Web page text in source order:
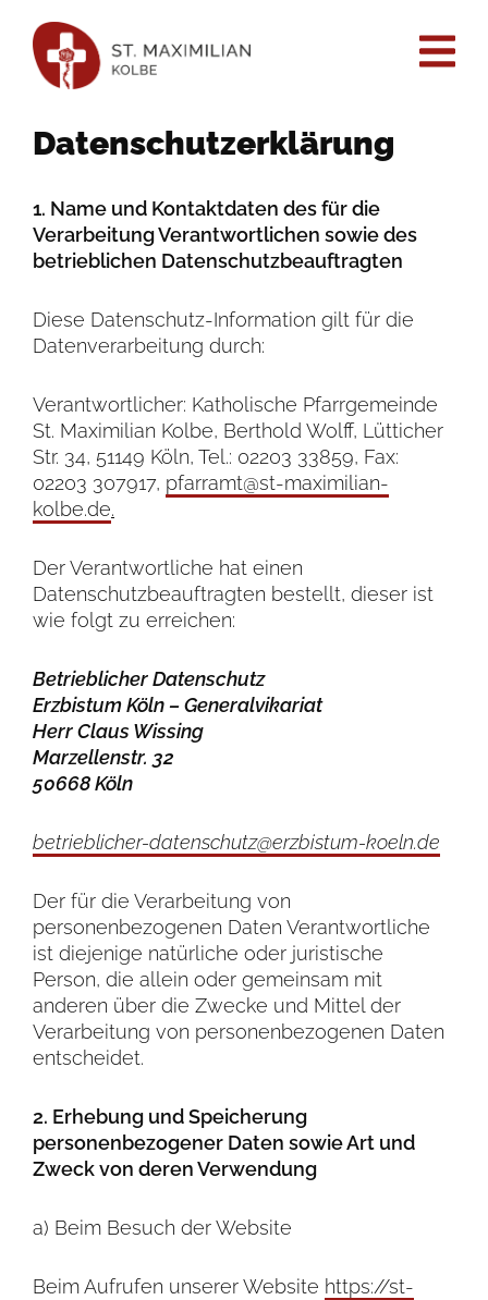
Datenschutzerklärung
1. Name und Kontaktdaten des für die
Verarbeitung Verantwortlichen sowie des
betrieblichen Datenschutzbeauftragten
Diese Datenschutz-Information gilt für die
Datenverarbeitung durch:
Verantwortlicher: Katholische Pfarrgemeinde
St. Maximilian Kolbe, Berthold Wolff, Lütticher
Str. 34, 51149 Köln, Tel.: 02203 33859, Fax:
02203 307917, pfarramt@st-maximilian-
kolbe.de.
Der Verantwortliche hat einen
Datenschutzbeauftragten bestellt, dieser ist
wie folgt zu erreichen:
Betrieblicher Datenschutz
Erzbistum Köln – Generalvikariat
Herr Claus Wissing
Marzellenstr. 32
50668 Köln
betrieblicher-datenschutz@erzbistum-koeln.de
Der für die Verarbeitung von
personenbezogenen Daten Verantwortliche
ist diejenige natürliche oder juristische
Person, die allein oder gemeinsam mit
anderen über die Zwecke und Mittel der
Verarbeitung von personenbezogenen Daten
entscheidet.
2. Erhebung und Speicherung
personenbezogener Daten sowie Art und
Zweck von deren Verwendung
a) Beim Besuch der Website
Beim Aufrufen unserer Website https://st-